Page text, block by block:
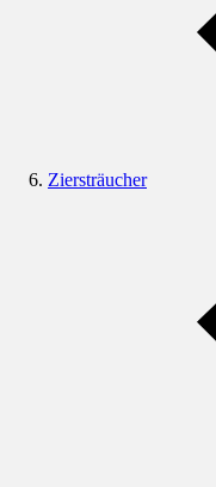
Ziersträucher